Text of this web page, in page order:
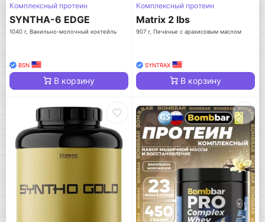
Комплексный протеин
SYNTHA-6 EDGE
1040 г, Ванильно-молочный коктейль
BSN
В корзину
Комплексный протеин
Matrix 2 lbs
907 г, Печенье с арахисовым маслом
SYNTRAX
В корзину